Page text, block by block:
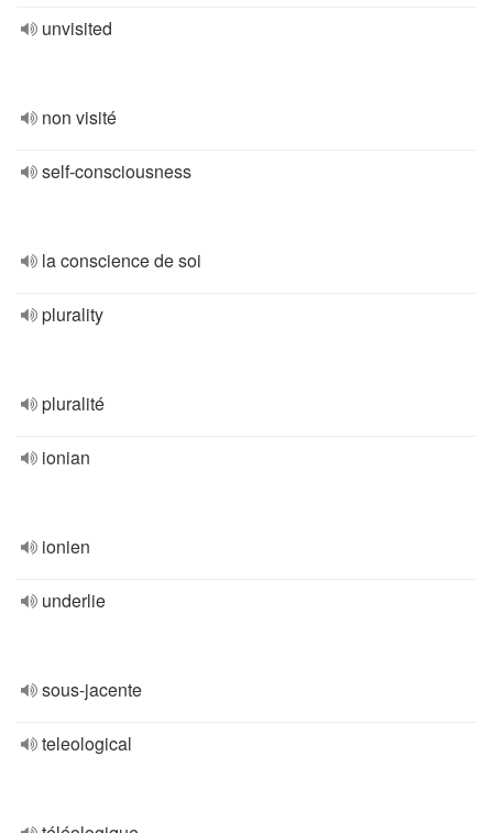
unvisited
non visité
self-consciousness
la conscience de soi
plurality
pluralité
ionian
ionien
underlie
sous-jacente
teleological